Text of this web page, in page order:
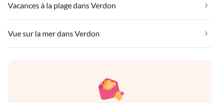
Vacances à la plage dans Verdon
Vue sur la mer dans Verdon